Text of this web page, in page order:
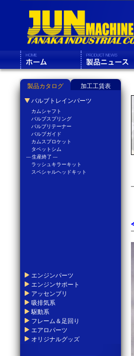
製品カタログ 加工工賃表
バルブトレインパーツ
カムシャフト
バルブスプリング
バルブリテーナー
バルブガイド
カムスプロケット
タペットシム
--- 生産終了 ---
ラッシュキラーキット
スペシャルヘッドキット
エンジンパーツ
エンジンサポート
アッセンブリ
吸排気系
駆動系
フレーム＆足回り
エアロパーツ
オリジナルグッズ